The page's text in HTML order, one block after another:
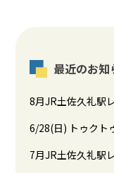
最近のお知
8月JR土佐久礼駅
6/28(日) トゥクト
7月JR土佐久礼駅